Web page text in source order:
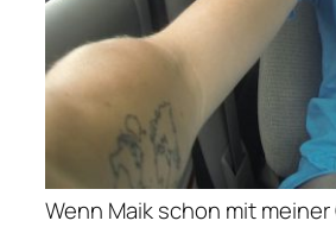
Wenn Maik schon mit